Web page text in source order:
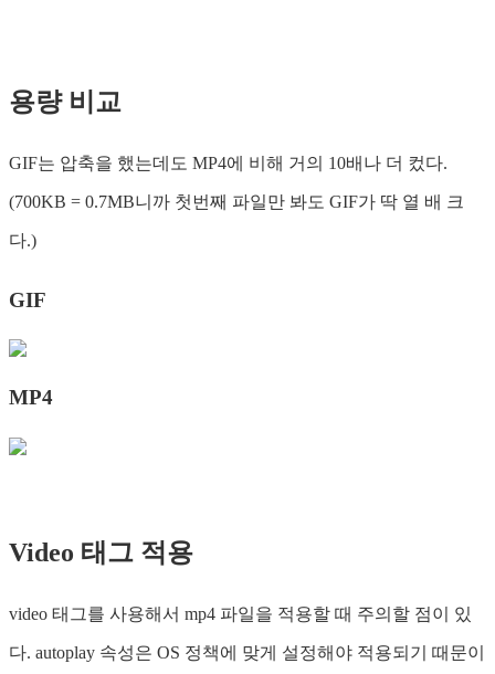
용량 비교
GIF는 압축을 했는데도 MP4에 비해 거의 10배나 더 컸다.
(700KB = 0.7MB니까 첫번째 파일만 봐도 GIF가 딱 열 배 크
다.)
GIF
MP4
Video 태그 적용
video 태그를 사용해서 mp4 파일을 적용할 때 주의할 점이 있
다. autoplay 속성은 OS 정책에 맞게 설정해야 적용되기 때문이